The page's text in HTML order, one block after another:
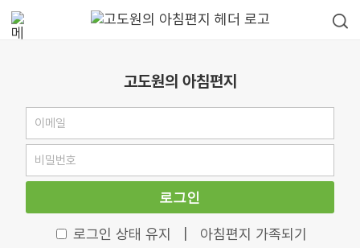
고도원의 아침편지
로그인
로그인 상태 유지 아침편지 가족되기